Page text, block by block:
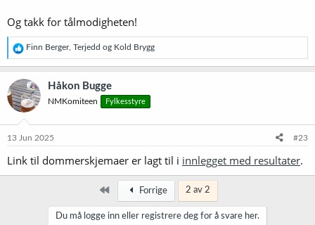
Og takk for tålmodigheten!
R
e
a
k
s
j
o
e
:
Finn Berger, Terjedd og Kold Brygg
Håkon Bugge
NMKomiteen Fylkesstyre
13 Jun 2025 #23
Link til dommerskjemaer er lagt til i innlegget med resultater.
Først Forrige 2 av 2
Du må logge inn eller registrere deg for å svare her.